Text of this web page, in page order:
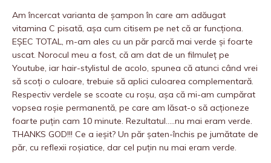
Am încercat varianta de șampon în care am adăugat
vitamina C pisată, așa cum citisem pe net că ar funcționa.
EȘEC TOTAL, m-am ales cu un păr parcă mai verde și foarte
uscat. Norocul meu a fost, că am dat de un filmuleț pe
Youtube, iar hair-stylistul de acolo, spunea că atunci când vrei
să scoți o culoare, trebuie să aplici culoarea complementară.
Respectiv verdele se scoate cu roșu, așa că mi-am cumpărat
vopsea roșie permanentă, pe care am lăsat-o să acționeze
foarte puțin cam 10 minute. Rezultatul…..nu mai eram verde.
THANKS GOD!!! Ce a ieșit? Un păr șaten-închis pe jumătate de
păr, cu reflexii roșiatice, dar cel puțin nu mai eram verde.